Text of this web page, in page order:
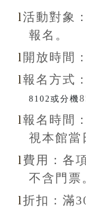
l活動對象
報名。
l 開放時間：
l報名方式：
8102或分機
l報名 時間：
視本館當
l 費用：各
不含 門票
l折扣 ：滿